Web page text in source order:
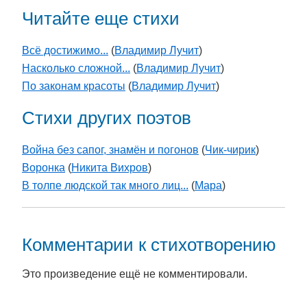
Читайте еще стихи
Всё достижимо... (Владимир Лучит)
Насколько сложной... (Владимир Лучит)
По законам красоты (Владимир Лучит)
Стихи других поэтов
Война без сапог, знамён и погонов (Чик-чирик)
Воронка (Никита Вихров)
В толпе людской так много лиц... (Мара)
Комментарии к стихотворению
Это произведение ещё не комментировали.